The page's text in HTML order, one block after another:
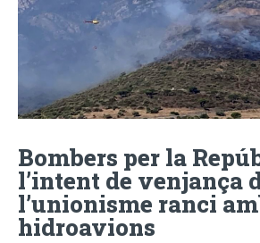
Bombers per la
l’intent de venjança
l’unionisme ranci
hidroavions